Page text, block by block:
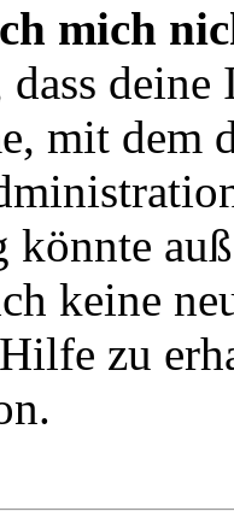
mich
mit dem
könnte
keine
zu